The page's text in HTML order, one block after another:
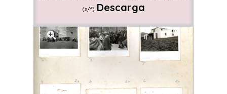
(s/f). Descarga